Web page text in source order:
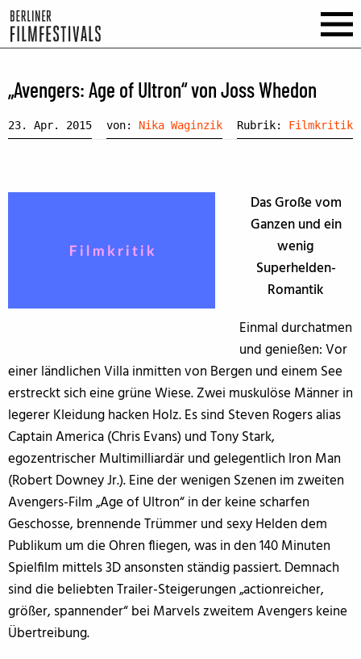
„Avengers: Age of Ultron“ von Joss Whedon
23. Apr. 2015 von: Nika Waginzik Rubrik: Filmkritik
Das Große vom
Ganzen und ein
wenig
Superhelden-
Romantik
Einmal durchatmen
und genießen: Vor
einer ländlichen Villa inmitten von Bergen und einem See
erstreckt sich eine grüne Wiese. Zwei muskulöse Männer in
legerer Kleidung hacken Holz. Es sind Steven Rogers alias
Captain America (Chris Evans) und Tony Stark,
egozentrischer Multimilliardär und gelegentlich Iron Man
(Robert Downey Jr.). Eine der wenigen Szenen im zweiten
Avengers-Film „Age of Ultron“ in der keine scharfen
Geschosse, brennende Trümmer und sexy Helden dem
Publikum um die Ohren fliegen, was in den 140 Minuten
Spielfilm mittels 3D ansonsten ständig passiert. Demnach
sind die beliebten Trailer-Steigerungen „actionreicher,
größer, spannender“ bei Marvels zweitem Avengers keine
Übertreibung.